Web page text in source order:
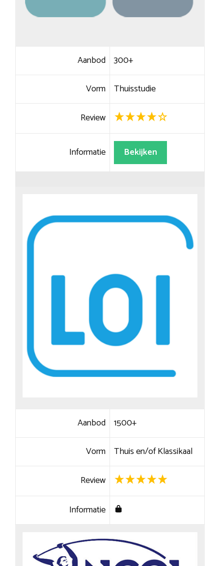
Aanbod 300+
Vorm Thuisstudie
Review
Informatie Bekijken
Aanbod 1500+
Vorm Thuis en/of Klassikaal
Review
Informatie